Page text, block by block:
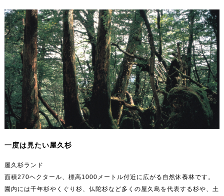
一度は見たい屋久杉
屋久杉ランド
面積270ヘクタール、標高1000メートル付近に広がる自然休養林です。
園内には千年杉やくぐり杉、仏陀杉など多くの屋久島を代表する杉や、土